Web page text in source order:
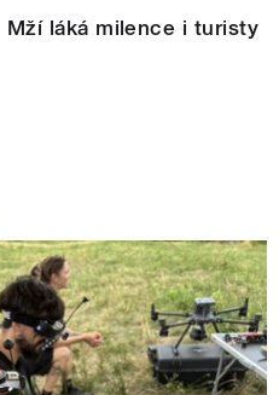
Mží láká milence i turisty